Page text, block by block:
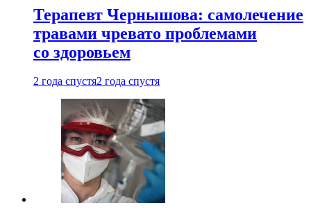
Терапевт Чернышова: самолечение
травами чревато проблемами
со здоровьем
2 года спустя2 года спустя